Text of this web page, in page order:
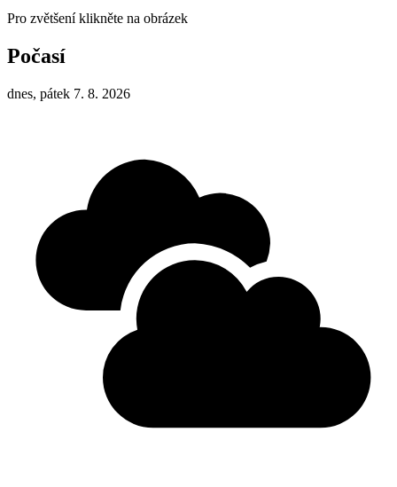
Pro zvětšení klikněte na obrázek
Počasí
dnes, pátek 7. 8. 2026